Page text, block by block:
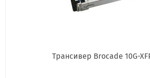
Трансивер Brocade 10G-